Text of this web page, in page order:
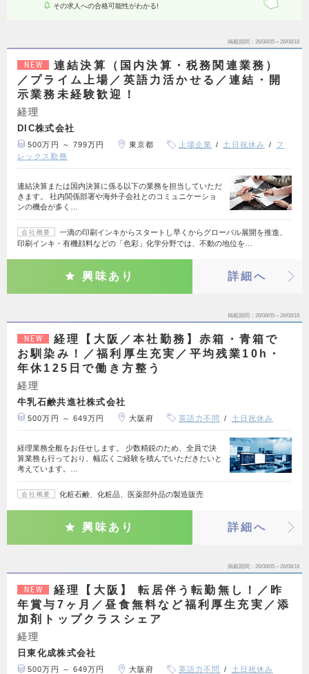
その求人への合格可能性がわかる!
掲載期間 26/08/05～26/08/18
NEW
連結決算（国内決算・税務関連業務）
／プライム上場／英語力活かせる／連結・開
示業務未経験歓迎！
経理
DIC株式会社
500万円 ～ 799万円 東京都 上場企業 土日祝休み
フ
レックス勤務
連結決算または国内決算に係る以下の業務を担当していただ
きます。 社内関係部署や海外子会社とのコミュニケーショ
ンの機会が多く…
会社概要
一滴の印刷インキからスタートし早くからグローバル展開を推進、
印刷インキ・有機顔料などの「色彩」化学分野では、不動の地位を…
興味あり 詳細へ
掲載期間 26/08/05～26/08/18
NEW
経理【大阪／本社勤務】赤箱・青箱で
お馴染み！／福利厚生充実／平均残業10h・
年休125日で働き方整う
経理
牛乳石鹸共進社株式会社
500万円 ～ 649万円 大阪府 英語力不問 土日祝休み
経理業務全般をお任せします。 少数精鋭のため、全員で決
算業務も行っており、幅広くご経験を積んでいただきたいと
考えています。…
会社概要 化粧石鹸、化粧品、医薬部外品の製造販売
興味あり 詳細へ
掲載期間 26/08/05～26/08/18
NEW
経理【大阪】 転居伴う転勤無し！／昨
年賞与7ヶ月／昼食無料など福利厚生充実／添
加剤トップクラスシェア
経理
日東化成株式会社
500万円 ～ 649万円 大阪府 英語力不問 土日祝休み